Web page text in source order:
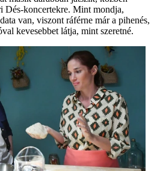
Dés-koncertekre. Mint mondja,
van, viszont ráférne már a pihenés,
kevesebbet látja, mint szeretné.